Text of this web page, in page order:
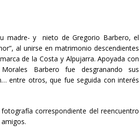
madre- y nieto de Gregorio Barbero, el
al unirse en matrimonio descendientes
de la Costa y Alpujarra. Apoyada con
Barbero fue desgranando sus
entre otros, que fue seguida con interés
correspondiente del reencuentro